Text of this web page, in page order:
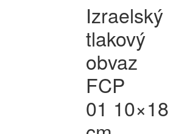
Izraelský
tlakový
obvaz
FCP
01 10×18